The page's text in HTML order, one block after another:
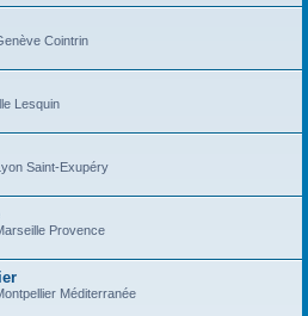
Cointrin
Lesquin
Saint-Exupéry
Provence
Méditerranée